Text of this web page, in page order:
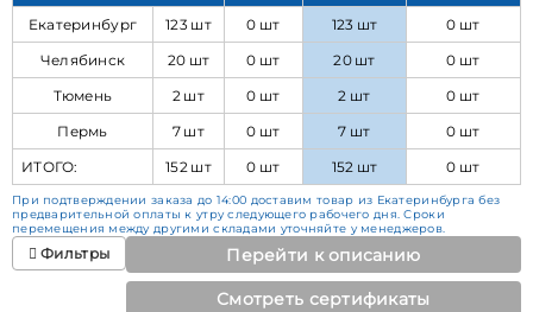
Екатеринбург
123 шт 0 шт 123 шт
0 шт
Челябинск
20 шт 0 шт 20 шт
0 шт
Тюмень
2 шт 0 шт 2 шт
0 шт
Пермь
7 шт 0 шт 7 шт
0 шт
ИТОГО:
152 шт 0 шт 152 шт 0 шт
При подтверждении заказа до 14:00 доставим товар из Екатеринбурга без
предварительной оплаты к утру следующего рабочего дня. Сроки
перемещения между другими складами уточняйте у менеджеров.
Фильтры Перейти к описанию
Смотреть сертификаты